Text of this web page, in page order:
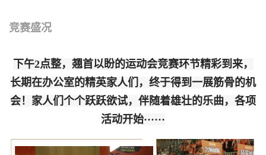
竞赛盛况
下午2点整，翘首以盼的运动会竞赛环节精彩到来，
长期在办公室的精英家人们，终于得到一展筋骨的机
会！家人们个个跃跃欲试，伴随着雄壮的乐曲，各项
活动开始······